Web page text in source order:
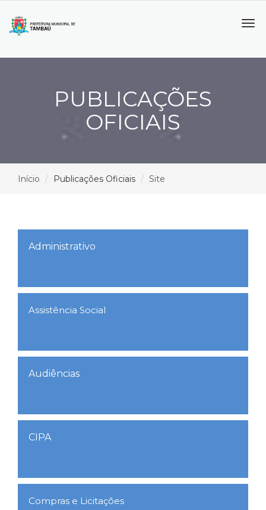
PUBLICAÇÕES
OFICIAIS
Início Publicações Oficiais Site
Administrativo
Assistência Social
Audiências
CIPA
Compras e Licitações